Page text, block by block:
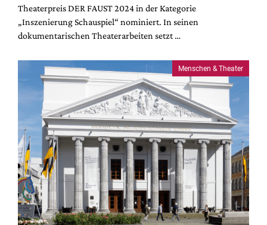
Theaterpreis DER FAUST 2024 in der Kategorie
„Inszenierung Schauspiel“ nominiert. In seinen
dokumentarischen Theaterarbeiten setzt …
Menschen & Theater